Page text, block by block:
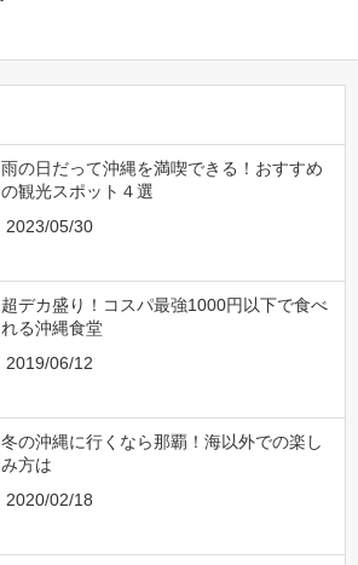
雨の日だって沖縄を満喫できる！おすすめ
の観光スポット４選
2023/05/30
超デカ盛り！コスパ最強1000円以下で食べ
れる沖縄食堂
2019/06/12
冬の沖縄に行くなら那覇！海以外での楽し
み方は
2020/02/18